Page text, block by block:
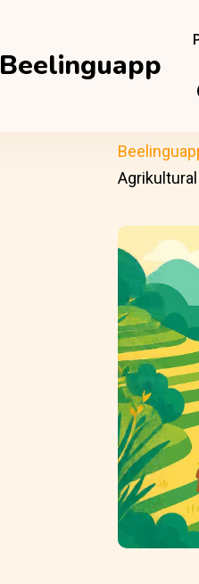
Beelinguapp
Agrikultural